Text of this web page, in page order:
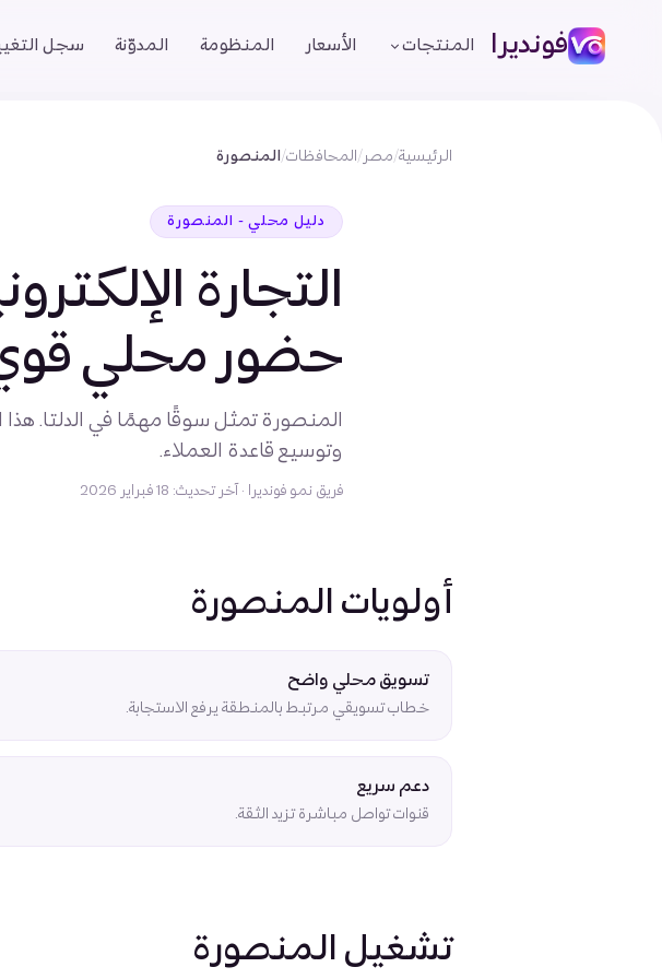
فونديرا المنتجات الأسعار المنظومة المدوّنة سجل
الرئيسية/مصر / المحافظات/ المنصورة
دليل محلي - المنصورة
التجارة
حضور محلي
المنصورة تمثل سوقًا مهمًا في الدلتا.
وتوسيع قاعدة العملاء.
فريق نمو فونديرا · آخر تحديث: 18 فبراير 2026
أولويات المنصورة
تسويق محلي واضح
خطاب تسويقي مرتبط بالمنطقة يرفع الاستجابة.
دعم سريع
قنوات تواصل مباشرة تزيد الثقة.
تشغيل المنصورة